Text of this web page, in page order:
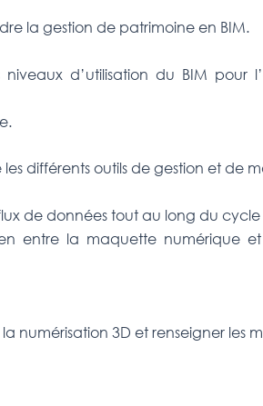
la gestion de patrimoine en BIM.
niveaux d’utilisation du BIM pour
différents outils de gestion et de
de données tout au long du
entre la maquette numérique
numérisation 3D et renseigner les